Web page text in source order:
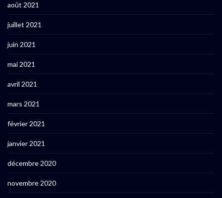
août 2021
juillet 2021
juin 2021
mai 2021
avril 2021
mars 2021
février 2021
janvier 2021
décembre 2020
novembre 2020